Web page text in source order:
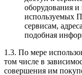
оборудования
используемых
сервисам,
подобная
1.3. По мере
том числе в
совершения им